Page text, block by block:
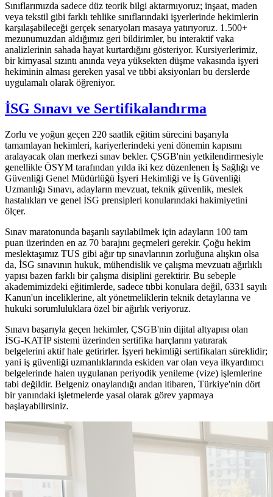
Sınıflarımızda sadece düz teorik bilgi aktarmıyoruz; inşaat, maden
veya tekstil gibi farklı tehlike sınıflarındaki işyerlerinde hekimlerin
karşılaşabileceği gerçek senaryoları masaya yatırıyoruz. 1.500+
mezunumuzdan aldığımız geri bildirimler, bu interaktif vaka
analizlerinin sahada hayat kurtardığını gösteriyor. Kursiyerlerimiz,
bir kimyasal sızıntı anında veya yüksekten düşme vakasında işyeri
hekiminin alması gereken yasal ve tıbbi aksiyonları bu derslerde
uygulamalı olarak öğreniyor.
İSG Sınavı ve Sertifikalandırma
Zorlu ve yoğun geçen 220 saatlik eğitim sürecini başarıyla
tamamlayan hekimleri, kariyerlerindeki yeni dönemin kapısını
aralayacak olan merkezi sınav bekler. ÇSGB'nin yetkilendirmesiyle
genellikle ÖSYM tarafından yılda iki kez düzenlenen İş Sağlığı ve
Güvenliği Genel Müdürlüğü İşyeri Hekimliği ve İş Güvenliği
Uzmanlığı Sınavı, adayların mevzuat, teknik güvenlik, meslek
hastalıkları ve genel İSG prensipleri konularındaki hakimiyetini
ölçer.
Sınav maratonunda başarılı sayılabilmek için adayların 100 tam
puan üzerinden en az 70 barajını geçmeleri gerekir. Çoğu hekim
meslektaşımız TUS gibi ağır tıp sınavlarının zorluğuna alışkın olsa
da, İSG sınavının hukuk, mühendislik ve çalışma mevzuatı ağırlıklı
yapısı bazen farklı bir çalışma disiplini gerektirir. Bu sebeple
akademimizdeki eğitimlerde, sadece tıbbi konulara değil, 6331 sayılı
Kanun'un inceliklerine, alt yönetmeliklerin teknik detaylarına ve
hukuki sorumluluklara özel bir ağırlık veriyoruz.
Sınavı başarıyla geçen hekimler, ÇSGB'nin dijital altyapısı olan
İSG-KATİP sistemi üzerinden sertifika harçlarını yatırarak
belgelerini aktif hale getirirler. İşyeri hekimliği sertifikaları süreklidir;
yani iş güvenliği uzmanlıklarında eskiden var olan veya ilkyardımcı
belgelerinde halen uygulanan periyodik yenileme (vize) işlemlerine
tabi değildir. Belgeniz onaylandığı andan itibaren, Türkiye'nin dört
bir yanındaki işletmelerde yasal olarak görev yapmaya
başlayabilirsiniz.